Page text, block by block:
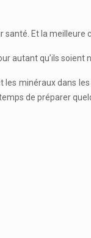
Et la
autant qu’ils soient
minéraux dans les
de préparer